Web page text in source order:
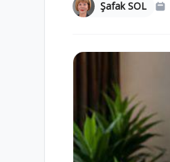
Şafak SOL